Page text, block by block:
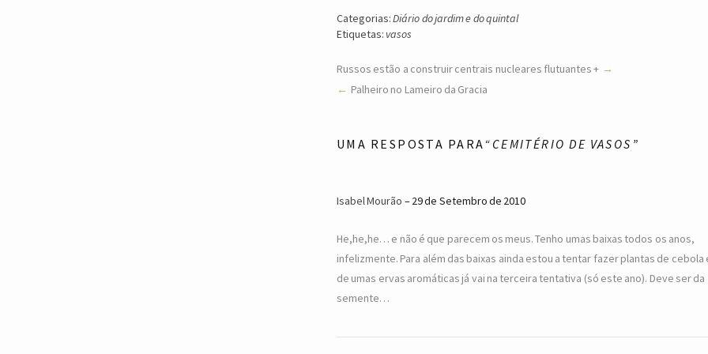
Categorias:Diário do jardim e do quintal
Etiquetas: vasos
Russos estão a construir centrais nucleares flutuantes +
Palheiro no Lameiro da Gracia
UMA RESPOSTA PARA“CEMITÉRIO DE VASOS”
Isabel Mourão 29 de Setembro de 2010
He,he,he… e não é que parecem os meus. Tenho umas baixas todos os anos,
infelizmente. Para além das baixas ainda estou a tentar fazer plantas de cebola
de umas ervas aromáticas já vai na terceira tentativa (só este ano). Deve ser da
semente…